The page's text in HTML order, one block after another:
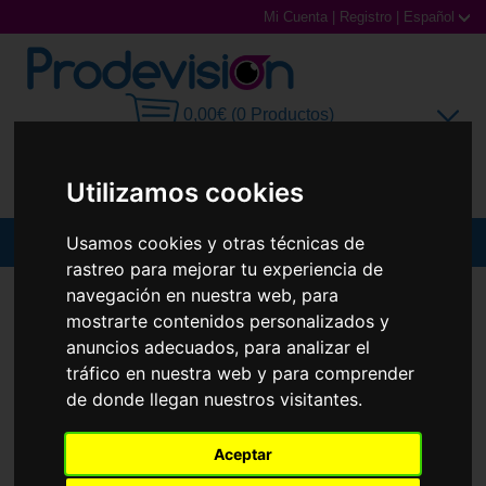
Utilizamos cookies
Usamos cookies y otras técnicas de
rastreo para mejorar tu experiencia de
navegación en nuestra web, para
mostrarte contenidos personalizados y
anuncios adecuados, para analizar el
tráfico en nuestra web y para comprender
de donde llegan nuestros visitantes.
Aceptar
Mi Cuenta Registro Español
0,00€ (0 Productos)
Gafas de Sol
Gafas Graduadas
Gafas Deportivas
Lentillas
GAFAS DE SOL CAROLINA HERRERA HER 0254/S